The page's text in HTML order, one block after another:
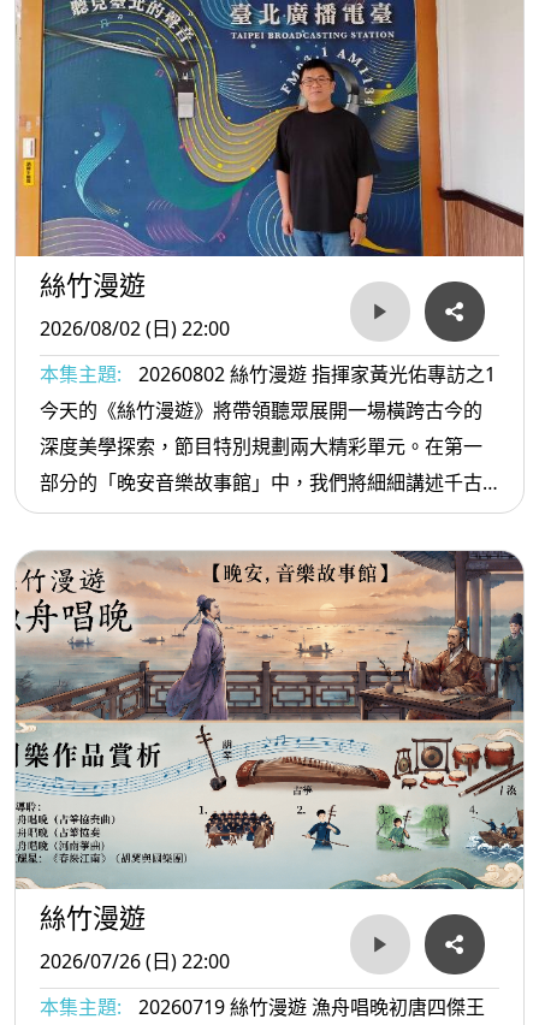
易《琵琶行》的故事之一，之後再深入介紹琵琶文曲與武
曲。
琵琶的魅力，在於其觸弦間的力度變化。透過推、拉、吟、
揉的細膩技法，它能化作戰場上的千軍萬馬，亦能化作閨中
的細語低訴。節目中，我們將帶您領略琵琶藝術的兩大體系
——武曲的慷慨悲歌與文曲的婉轉深情。
從古典到現代，從個體的愛戀到天地的大美。今晚，讓我們
一同在琵琶的推拉之間，漫遊數百年的音樂進化史。鎖定
《絲竹漫遊》，聽見歷史，聽見回聲。
本集【晚安，音樂故事館】感謝秦浩老師飾演白居易、艾爾
森飾演友人。
絲竹漫遊
2026/08/02 (日) 22:00
本集主題:
20260802 絲竹漫遊 指揮家黃光佑專訪之1
今天的《絲竹漫遊》將帶領聽眾展開一場橫跨古今的
深度美學探索，節目特別規劃兩大精彩單元。在第一
部分的「晚安音樂故事館」中，我們將細細講述千古
流傳的知音傳奇——「俞伯牙與成連先生學琴」。故
事從海上荒島的極致孤寂出發，引領聽眾感受大自然
萬物與琴音的共鳴。究竟成連先生是如何透過神祕的
荒島之行，引領伯牙深刻領悟音樂的真諦？其實學琴
不只是學技巧，還包含身心靈的滋養。節目的第二部
分迎來知名指揮家黃光佑老師來到節目現場。透過與
黃老師的深度對談，我們將聊聊他是如何開啟國樂學
習生涯，透過手中的指揮棒，在深厚的傳統國樂底蘊
中巧妙揉合當代思維，為絲竹樂賦予全新且震撼的生
命力。
絲竹漫遊
2026/07/26 (日) 22:00
本集主題:
20260719 絲竹漫遊 漁舟唱晚初唐四傑王